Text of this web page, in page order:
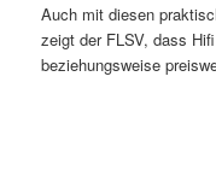
Auch mit diesen
zeigt der FLSV, dass
beziehungsweise